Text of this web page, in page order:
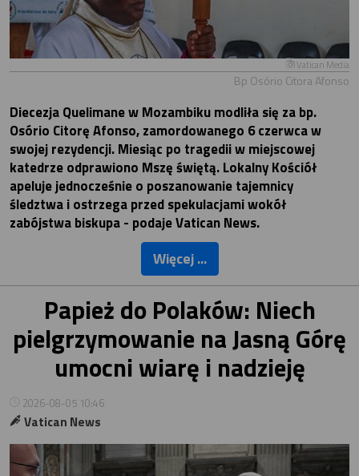
Vatican Media
Bp Osório Citora Afonso
Diecezja Quelimane w Mozambiku modliła się za bp.
Osório Citorę Afonso, zamordowanego 6 czerwca w
swojej rezydencji. Miesiąc po tragedii w miejscowej
katedrze odprawiono Mszę świętą. Lokalny Kościół
apeluje jednocześnie o poszanowanie tajemnicy
śledztwa i ostrzega przed spekulacjami wokół
zabójstwa biskupa - podaje Vatican News.
Więcej ...
Papież do Polaków: Niech
pielgrzymowanie na Jasną Górę
umocni wiarę i nadzieję
2026-08-05 10:46
Vatican News